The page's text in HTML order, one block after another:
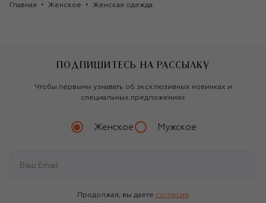
Главная Женское Женская одежда
ПОДПИШИТЕСЬ НА РАССЫЛКУ
Чтобы первыми узнавать об эксклюзивных новинках и
специальных предложениях
Женское Мужское
Продолжая, вы даете согласие